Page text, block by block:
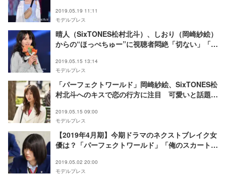
2019.05.19 11:11
モデルプレス
晴人（SixTONES松村北斗）、しおり（岡崎紗絵）
からの“ほっぺちゅー”に視聴者悶絶「切ない」「胸
2019.05.15 13:14
モデルプレス
「パーフェクトワールド」岡崎紗絵、SixTONES松
村北斗へのキスで恋の行方に注目 可愛いと話題
スインタビュー＞
2019.05.15 09:00
モデルプレス
【2019年4月期】今期ドラマのネクストブレイク女
優は？「パーフェクトワールド」「俺のスカート、
マから注目の6人
2019.05.02 20:00
モデルプレス